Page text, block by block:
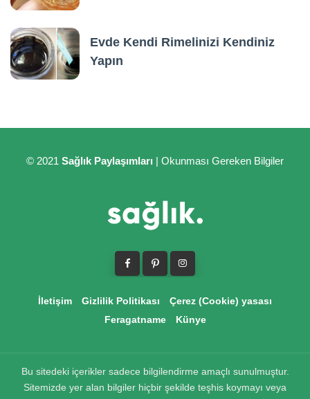
Evde Kendi Rimelinizi Kendiniz
Yapın
© 2021 Sağlık Paylaşımları | Okunması Gereken Bilgiler
İletişim Gizlilik Politikası
Çerez (Cookie) yasası
Feragatname
Künye
Bu sitedeki içerikler sadece bilgilendirme amaçlı sunulmuştur.
Sitemizde yer alan bilgiler hiçbir şekilde teşhis koymayı veya